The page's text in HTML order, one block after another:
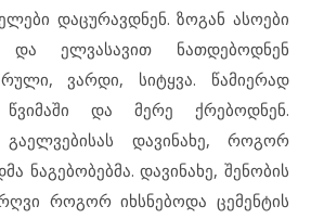
დაცურავდნენ. ზოგან ასოები
და ელვასავით ნათდებოდნენ
ვარდი, სიტყვა. წამიერად
წვიმაში და მერე ქრებოდნენ.
დავინახე, როგორ
ნაგებობებმა. დავინახე, შენობის
როგორ იხსნებოდა ცემენტის